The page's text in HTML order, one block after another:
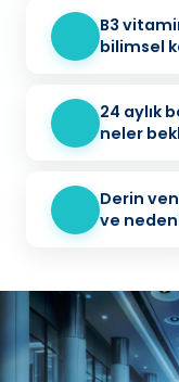
B3
bilimsel
24 aylık
neler
Derin
ve